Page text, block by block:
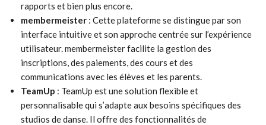
rapports et bien plus encore.
membermeister : Cette plateforme se distingue par son
interface intuitive et son approche centrée sur l’expérience
utilisateur. membermeister facilite la gestion des
inscriptions, des paiements, des cours et des
communications avec les élèves et les parents.
TeamUp : TeamUp est une solution flexible et
personnalisable qui s’adapte aux besoins spécifiques des
studios de danse. Il offre des fonctionnalités de